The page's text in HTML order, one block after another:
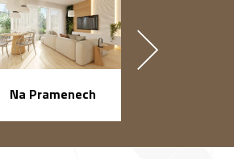
Na Pramenech